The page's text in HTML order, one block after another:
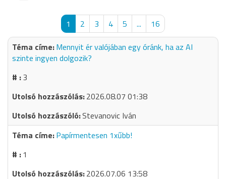
1 2 3 4 5 ...
16
Mennyit ér valójában egy óránk, ha az AI
szinte ingyen dolgozik?
3
2026.08.07 01:38
Stevanovic Iván
Papírmentesen 1xűbb!
1
2026.07.06 13:58